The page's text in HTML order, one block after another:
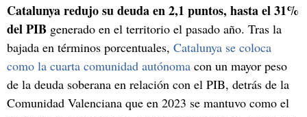
Catalunya redujo su deuda en 2,1 puntos, hasta el 31%
del PIB generado en el territorio el pasado año. Tras la
bajada en términos porcentuales, Catalunya se coloca
como la cuarta comunidad autónoma con un mayor peso
de la deuda soberana en relación con el PIB, detrás de la
Comunidad Valenciana que en 2023 se mantuvo como el